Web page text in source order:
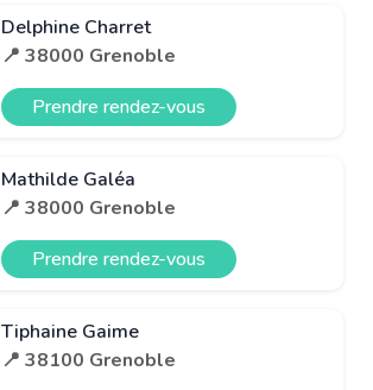
Delphine Charret
📍 38000 Grenoble
Prendre rendez-vous
Mathilde Galéa
📍 38000 Grenoble
Prendre rendez-vous
Tiphaine Gaime
📍 38100 Grenoble